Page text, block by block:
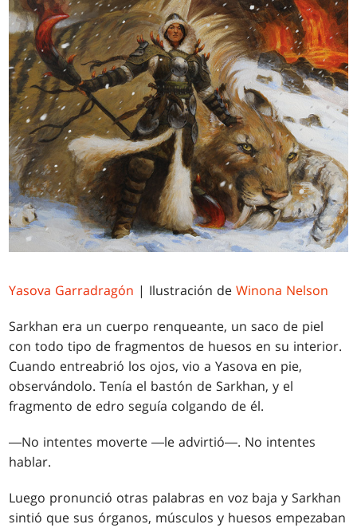
Yasova Garradragón | Ilustración deWinona Nelson
Sarkhan era un cuerpo renqueante, un saco de piel
con todo tipo de fragmentos de huesos en su interior.
Cuando entreabrió los ojos, vio a Yasova en pie,
observándolo. Tenía el bastón de Sarkhan, y el
fragmento de edro seguía colgando de él.
―No intentes moverte ―le advirtió―. No intentes
hablar.
Luego pronunció otras palabras en voz baja y Sarkhan
sintió que sus órganos, músculos y huesos empezaban